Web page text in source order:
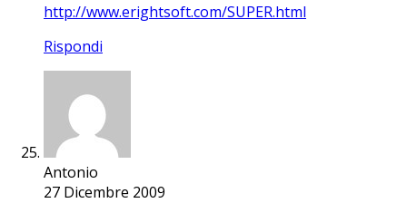
http://www.erightsoft.com/SUPER.html
Rispondi
Antonio
27 Dicembre 2009